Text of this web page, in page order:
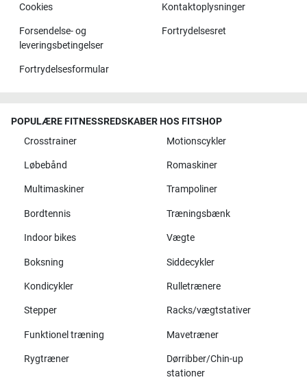
Cookies Kontaktoplysninger
Forsendelse- og
leveringsbetingelser
Fortrydelsesret
Fortrydelsesformular
POPULÆRE FITNESSREDSKABER HOS FITSHOP
Crosstrainer
Motionscykler
Løbebånd Romaskiner
Multimaskiner Trampoliner
Bordtennis Træningsbænk
Indoor bikes Vægte
Boksning Siddecykler
Kondicykler Rulletrænere
Stepper Racks/vægtstativer
Funktionel træning Mavetræner
Rygtræner
Dørribber/Chin-up
stationer